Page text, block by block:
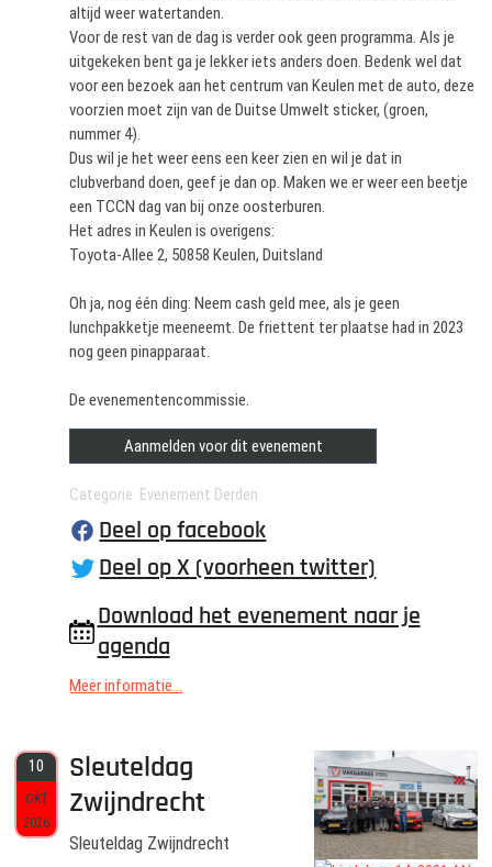
altijd weer watertanden.
Voor de rest van de dag is verder ook geen programma. Als je
uitgekeken bent ga je lekker iets anders doen. Bedenk wel dat
voor een bezoek aan het centrum van Keulen met de auto, deze
voorzien moet zijn van de Duitse Umwelt sticker, (groen,
nummer 4).
Dus wil je het weer eens een keer zien en wil je dat in
clubverband doen, geef je dan op. Maken we er weer een beetje
een TCCN dag van bij onze oosterburen.
Het adres in Keulen is overigens:
Toyota-Allee 2, 50858 Keulen, Duitsland
Oh ja, nog één ding: Neem cash geld mee, als je geen
lunchpakketje meeneemt. De friettent ter plaatse had in 2023
nog geen pinapparaat.
De evenementencommissie.
Aanmelden voor dit evenement
Categorie Evenement Derden
Deel op facebook
Deel op X (voorheen twitter)
Download het evenement naar je
agenda
Meer informatie...
10
okt
2026
Sleuteldag
Zwijndrecht
Sleuteldag Zwijndrecht